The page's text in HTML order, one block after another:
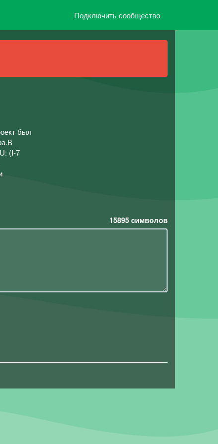
Подключить сообщество
был
(I-7
15895символов